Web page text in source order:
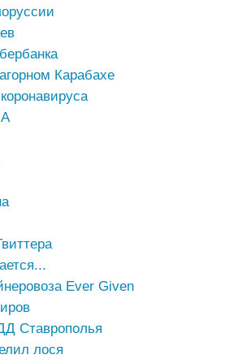
Карабахе
Ever Given
Ставрополья
лося